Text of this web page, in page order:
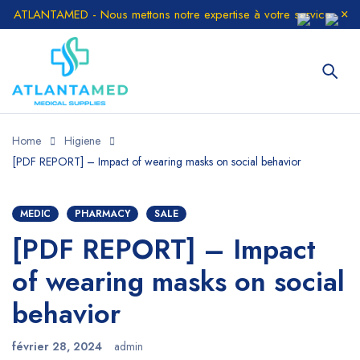
ATLANTAMED - Nous mettons notre expertise à votre service
Home
Higiene
[PDF REPORT] – Impact of wearing masks on social behavior
MEDIC PHARMACY SALE
[PDF REPORT] – Impact
of wearing masks on social
behavior
février 28, 2024 admin